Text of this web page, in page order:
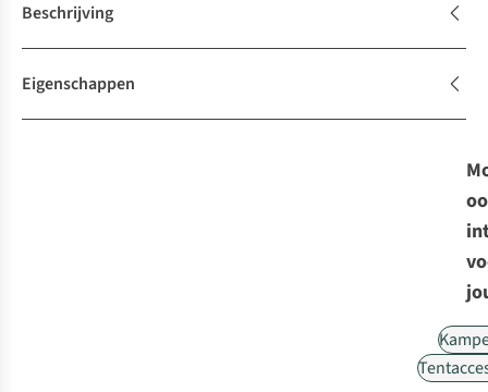
Beschrijving
Eigenschappen